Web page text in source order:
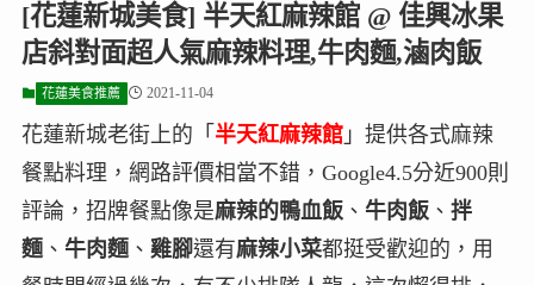
[花蓮新城美食] 半天紅麻辣館 @ 佳興冰果
店斜對面超人氣麻辣料理,牛肉麵,滷肉飯
花蓮美食推薦 2021-11-04
花蓮新城老街上的「 半天紅麻辣館」提供各式麻辣
餐點料理，網路評價相當不錯，Google4.5分近900則
評論，招牌餐點像是麻辣的鴨血飯、 牛肉飯、 拌
麵、 牛肉麵、 雞腳還有麻辣小菜都挺受歡迎的，用